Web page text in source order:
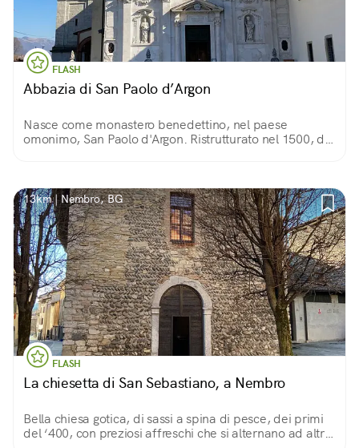
FLASH
Abbazia di San Paolo d’Argon
Nasce come monastero benedettino, nel paese
omonimo, San Paolo d'Argon. Ristrutturato nel 1500, di
13km | Nembro, BG
FLASH
La chiesetta di San Sebastiano, a Nembro
Bella chiesa gotica, di sassi a spina di pesce, dei primi
del ‘400, con preziosi affreschi che si alternano ad altri